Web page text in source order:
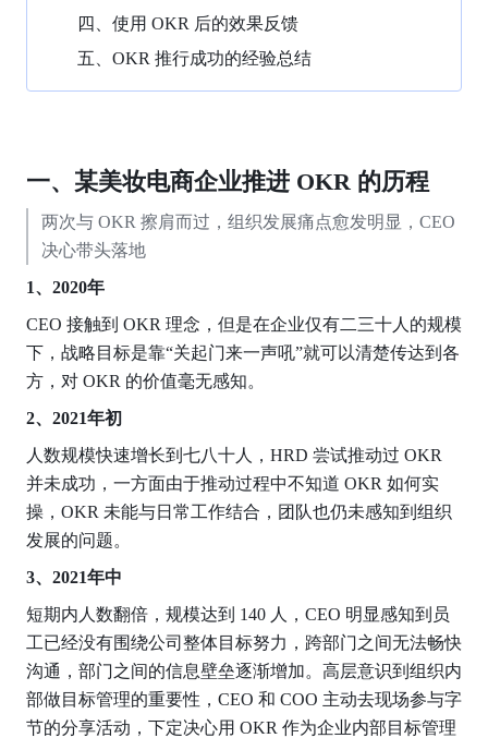
四、使用 OKR 后的效果反馈
五、OKR 推行成功的经验总结
一、某美妆电商企业推进 OKR 的历程
两次与 OKR 擦肩而过，组织发展痛点愈发明显，CEO
决心带头落地
1、2020年
CEO 接触到 OKR 理念，但是在企业仅有二三十人的规模
下，战略目标是靠“关起门来一声吼”就可以清楚传达到各
方，对 OKR 的价值毫无感知。
2、2021年初
人数规模快速增长到七八十人，HRD 尝试推动过 OKR
并未成功，一方面由于推动过程中不知道 OKR 如何实
操，OKR 未能与日常工作结合，团队也仍未感知到组织
发展的问题。
3、2021年中
短期内人数翻倍，规模达到 140 人，CEO 明显感知到员
工已经没有围绕公司整体目标努力，跨部门之间无法畅快
沟通，部门之间的信息壁垒逐渐增加。高层意识到组织内
部做目标管理的重要性，CEO 和 COO 主动去现场参与字
节的分享活动，下定决心用 OKR 作为企业内部目标管理